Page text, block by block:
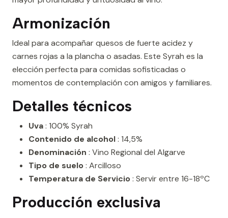
Armonización
Ideal para acompañar quesos de fuerte acidez y
carnes rojas a la plancha o asadas. Este Syrah es la
elección perfecta para comidas sofisticadas o
momentos de contemplación con amigos y familiares.
Detalles técnicos
Uva: 100% Syrah
Contenido de alcohol: 14,5%
Denominación : Vino Regional del Algarve
Tipo de suelo: Arcilloso
Temperatura de Servicio: Servir entre 16-18ºC
Producción exclusiva